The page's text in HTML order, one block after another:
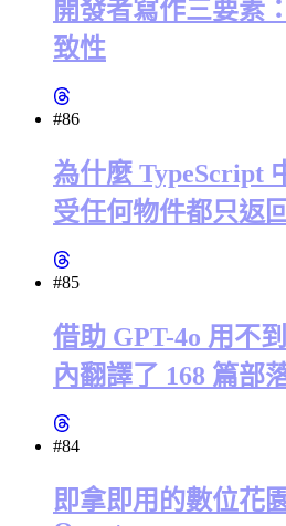
開發者寫作三要素
致性
#86
為什麼 TypeScript
受任何物件都只返
#85
借助 GPT-4o 用不
內翻譯了 168 篇部
#84
即拿即用的數位